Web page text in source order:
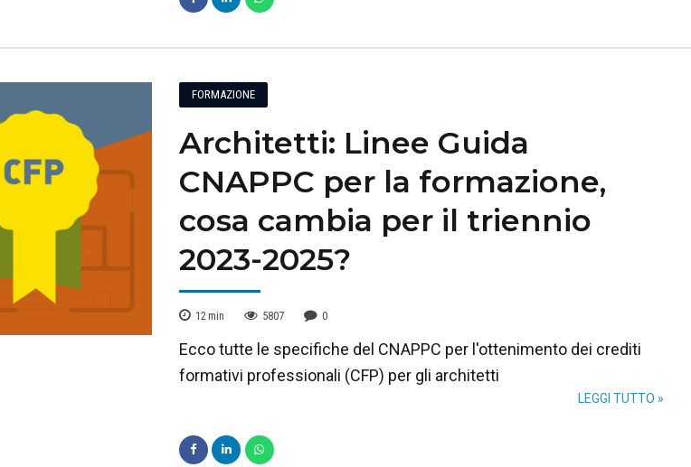
FORMAZIONE
Architetti: Linee Guida
CNAPPC per la formazione,
cosa cambia per il triennio
2023-2025?
12 min 5807 0
Ecco tutte le specifiche del CNAPPC per l'ottenimento dei crediti
formativi professionali (CFP) per gli architetti
LEGGI TUTTO »